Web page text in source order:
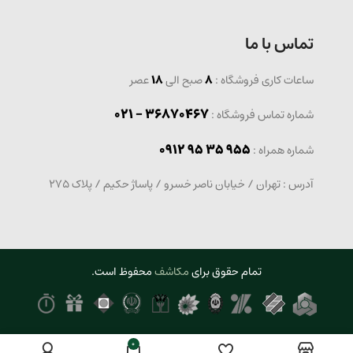
تماس با ما
ساعات کاری فروشگاه :8صبح الی18عصر
شماره تماس فروشگاه :36870467 - 021
0912 95 35 955 : شماره همراه
آدرس : تهران / خیابان ناصر خسرو / پاساژ حکیم / پلاک 275
تمام حقوق برایمکاشفمحفوظ است.
0